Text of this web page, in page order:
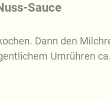
Sauce
Dann den
Umrühren